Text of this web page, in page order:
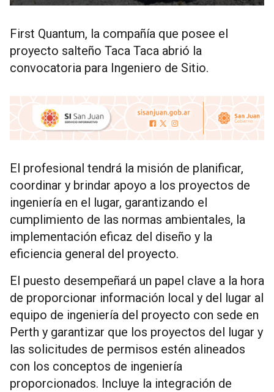
First Quantum, la compañía que posee el
proyecto salteño Taca Taca abrió la
convocatoria para Ingeniero de Sitio.
El profesional tendrá la misión de planificar,
coordinar y brindar apoyo a los proyectos de
ingeniería en el lugar, garantizando el
cumplimiento de las normas ambientales, la
implementación eficaz del diseño y la
eficiencia general del proyecto.
El puesto desempeñará un papel clave a la hora
de proporcionar información local y del lugar al
equipo de ingeniería del proyecto con sede en
Perth y garantizar que los proyectos del lugar y
las solicitudes de permisos estén alineados
con los conceptos de ingeniería
proporcionados. Incluye la integración de